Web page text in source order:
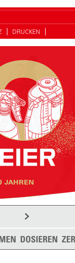
DRUCKEN
DOSIEREN